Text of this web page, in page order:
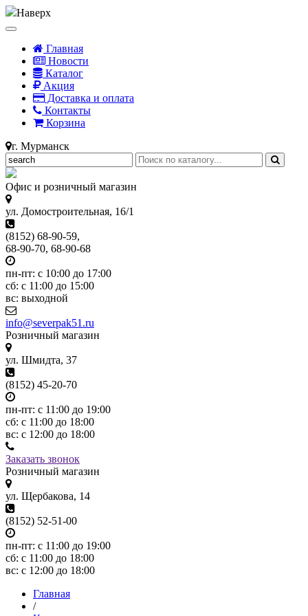
Наверх
Главная
Новости
Каталог
Акция
Доставка и оплата
Контакты
Корзина
г. Мурманск
Офис и розничный магазин
ул. Домостроительная, 16/1
(8152) 68-90-59,
68-90-70, 68-90-68
пн-пт: с 10:00 до 17:00
сб: с 11:00 до 15:00
вс: выходной
info@severpak51.ru
Розничный магазин
ул. Шмидта, 37
(8152) 45-20-70
пн-пт: с 11:00 до 19:00
сб: с 11:00 до 18:00
вс: с 12:00 до 18:00
Заказать звонок
Розничный магазин
ул. Щербакова, 14
(8152) 52-51-00
пн-пт: с 11:00 до 19:00
сб: с 11:00 до 18:00
вс: с 12:00 до 18:00
Главная
/